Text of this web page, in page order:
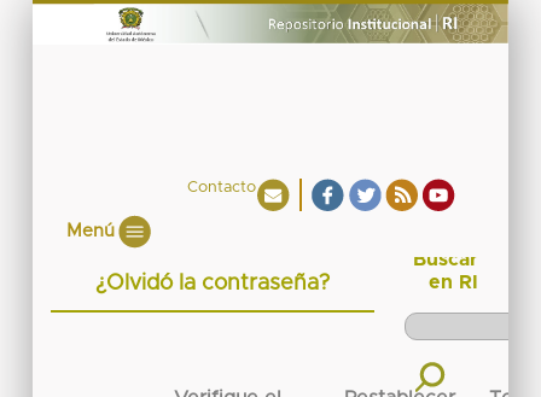
Contacto
Menú
¿Olvidó la contraseña?
Buscar
en RI